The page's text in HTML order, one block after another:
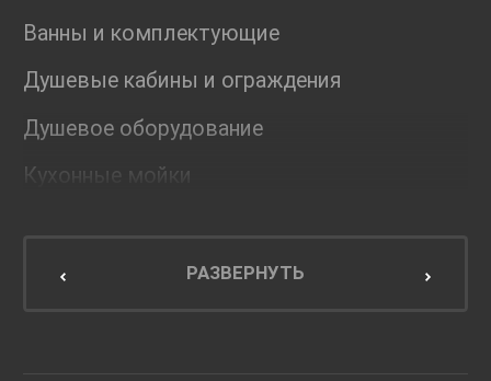
Ванны и комплектующие
Душевые кабины и ограждения
Душевое оборудование
Кухонные мойки
Мебель для кухниРАЗВЕРНУТЬ